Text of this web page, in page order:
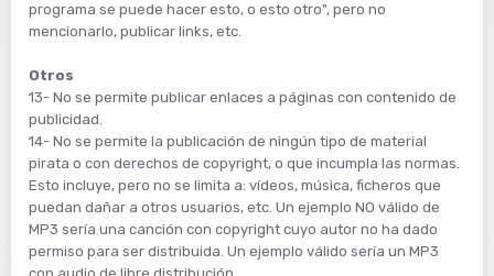
programa se puede hacer esto, o esto otro", pero no
mencionarlo, publicar links, etc.
Otros
13- No se permite publicar enlaces a páginas con contenido de
publicidad.
14- No se permite la publicación de ningún tipo de material
pirata o con derechos de copyright, o que incumpla las normas.
Esto incluye, pero no se limita a: vídeos, música, ficheros que
puedan dañar a otros usuarios, etc. Un ejemplo NO válido de
MP3 sería una canción con copyright cuyo autor no ha dado
permiso para ser distribuida. Un ejemplo válido sería un MP3